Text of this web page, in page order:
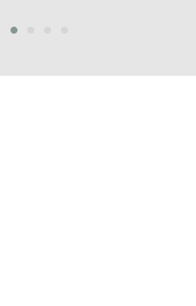
prev